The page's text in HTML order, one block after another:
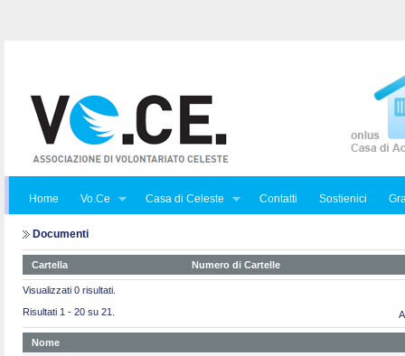
Home Vo.Ce Casa di Celeste Contatti Sostienici
Documenti
Cartella Numero di Cartelle
Visualizzati 0 risultati.
Risultati 1 - 20 su 21.
Nome